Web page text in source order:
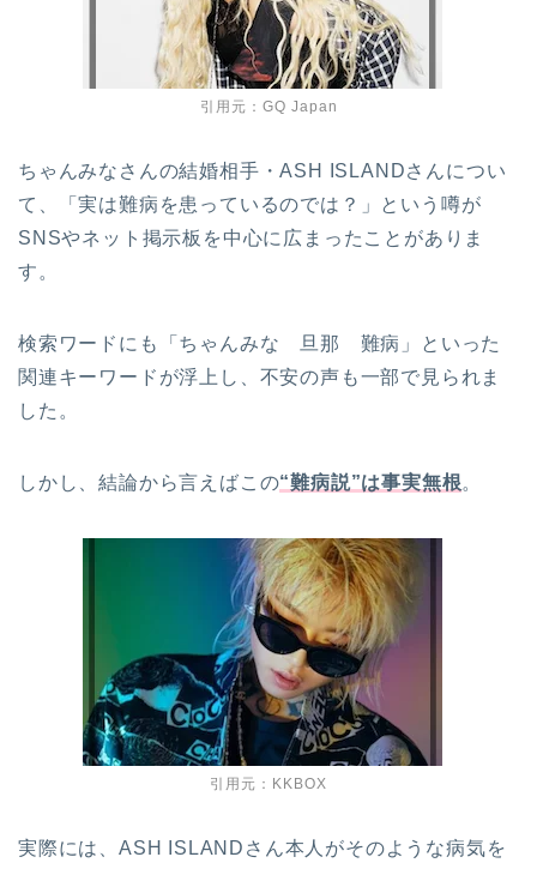
引用元：GQ Japan
ちゃんみなさんの結婚相手・ASH ISLANDさんについ
て、「実は難病を患っているのでは？」という噂が
SNSやネット掲示板を中心に広まったことがありま
す。
検索ワードにも「ちゃんみな 旦那 難病」といった
関連キーワードが浮上し、不安の声も一部で見られま
した。
しかし、結論から言えばこの“難病説”は事実無根。
引用元：KKBOX
実際には、ASH ISLANDさん本人がそのような病気を